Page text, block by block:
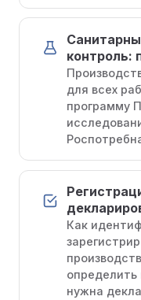
контроль:
для всех
программу
Как
определить
нужна